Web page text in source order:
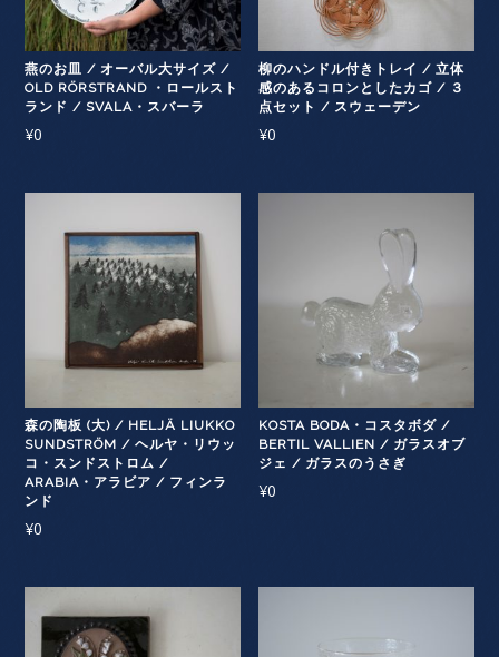
燕のお皿 / オーバル大サイズ /
OLD RÖRSTRAND ・ロールスト
ランド / SVALA・スバーラ
¥0
柳のハンドル付きトレイ / 立体
感のあるコロンとしたカゴ / ３
点セット / スウェーデン
¥0
森の陶板 (大) / HELJÄ LIUKKO
SUNDSTRÖM / ヘルヤ・リウッ
コ・スンドストロム /
ARABIA・アラビア / フィンラ
ンド
¥0
KOSTA BODA・コスタボダ /
BERTIL VALLIEN / ガラスオブ
ジェ / ガラスのうさぎ
¥0